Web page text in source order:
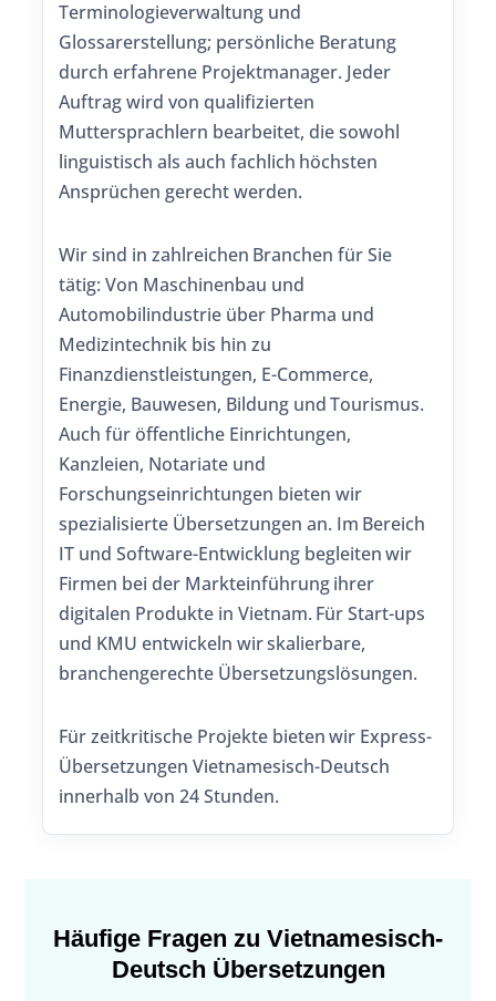
Terminologieverwaltung und
Glossarerstellung; persönliche Beratung
durch erfahrene Projektmanager. Jeder
Auftrag wird von qualifizierten
Muttersprachlern bearbeitet, die sowohl
linguistisch als auch fachlich höchsten
Ansprüchen gerecht werden.
Wir sind in zahlreichen Branchen für Sie
tätig: Von Maschinenbau und
Automobilindustrie über Pharma und
Medizintechnik bis hin zu
Finanzdienstleistungen, E-Commerce,
Energie, Bauwesen, Bildung und Tourismus.
Auch für öffentliche Einrichtungen,
Kanzleien, Notariate und
Forschungseinrichtungen bieten wir
spezialisierte Übersetzungen an. Im Bereich
IT und Software-Entwicklung begleiten wir
Firmen bei der Markteinführung ihrer
digitalen Produkte in Vietnam. Für Start-ups
und KMU entwickeln wir skalierbare,
branchengerechte Übersetzungslösungen.
Für zeitkritische Projekte bieten wir Express-
Übersetzungen Vietnamesisch-Deutsch
innerhalb von 24 Stunden.
Häufige Fragen zu Vietnamesisch-
Deutsch Übersetzungen